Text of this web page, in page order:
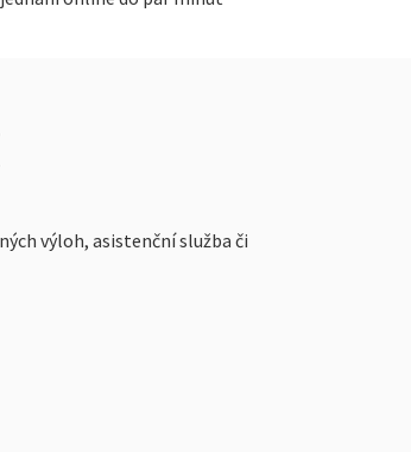
výloh, asistenční služba či